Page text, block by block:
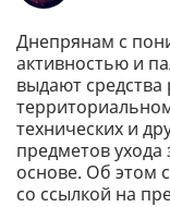
Днепрянам с
активностью и
выдают средства
технических и
предметов
основе. Об этом
со ссылкой на